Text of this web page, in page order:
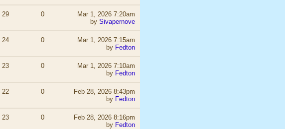
29 0
Mar 1, 2026 7:20am
by Sivapernove
24 0
Mar 1, 2026 7:15am
by Fedton
23 0
Mar 1, 2026 7:10am
by Fedton
22 0
Feb 28, 2026 8:43pm
by Fedton
23 0
Feb 28, 2026 8:16pm
by Fedton